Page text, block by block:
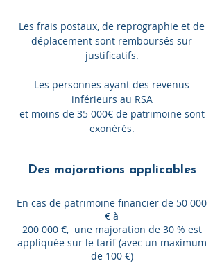
Les frais postaux, de reprographie et de
déplacement sont remboursés sur
justificatifs.
Les personnes ayant des revenus
inférieurs au RSA
et moins de 35 000€ de patrimoine sont
exonérés.
Des majorations applicables
En cas de patrimoine financier de 50 000
€ à
200 000 €, une majoration de 30 % est
appliquée sur le tarif (avec un maximum
de 100 €)